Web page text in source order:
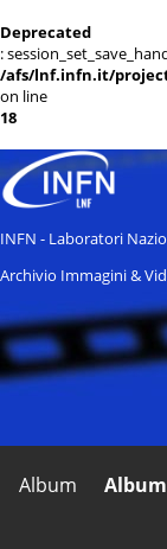
Deprecated
:
/afs/lnf.infn.it/
on line
18
INFN - Laboratori
Archivio Immagini &
Album